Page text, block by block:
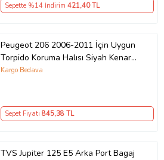
Sepette %14 İndirim 421,40 TL
Peugeot 206 2006-2011 İçin Uygun
Torpido Koruma Halısı Siyah Kenar
Renk Mavi
Kargo Bedava
Sepet Fiyatı 845,38 TL
TVS Jupiter 125 E5 Arka Port Bagaj